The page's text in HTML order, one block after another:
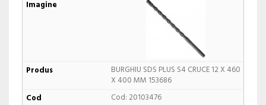
BURGHIU SDS PLUS S4 CRUCE 12 X 460
X 400 MM 153686
Cod: 20103476